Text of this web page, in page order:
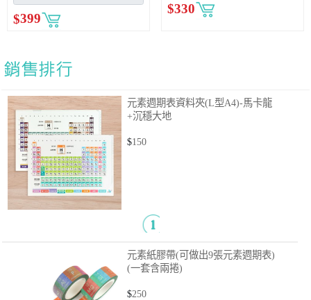
元素週期表資料夾(L型A4)-馬卡龍
+沉穩大地
$150
元素紙膠帶(可做出9張元素週期表)
(一套含兩捲)
$250
$399
$330